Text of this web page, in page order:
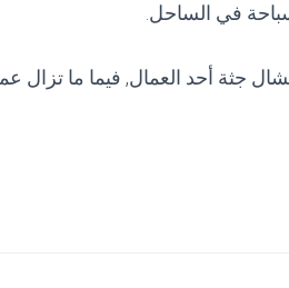
في الساحل.
جثة أحد العمال, فيما ما تزال